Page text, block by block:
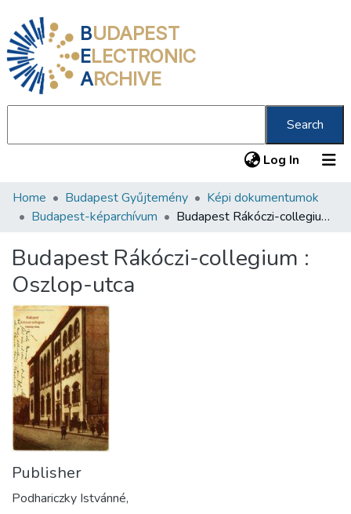
BUDAPEST
ELECTRONIC
ARCHIVE
Search
Log In (current)
Communities & Collections
Statistics
About us
Home Budapest Gyűjtemény
Képi dokumentumok
Budapest-képarchívum
Budapest Rákóczi-collegium : Oszlop-utca
Budapest Rákóczi-collegium :
Oszlop-utca
Publisher
Podhariczky Istvánné,